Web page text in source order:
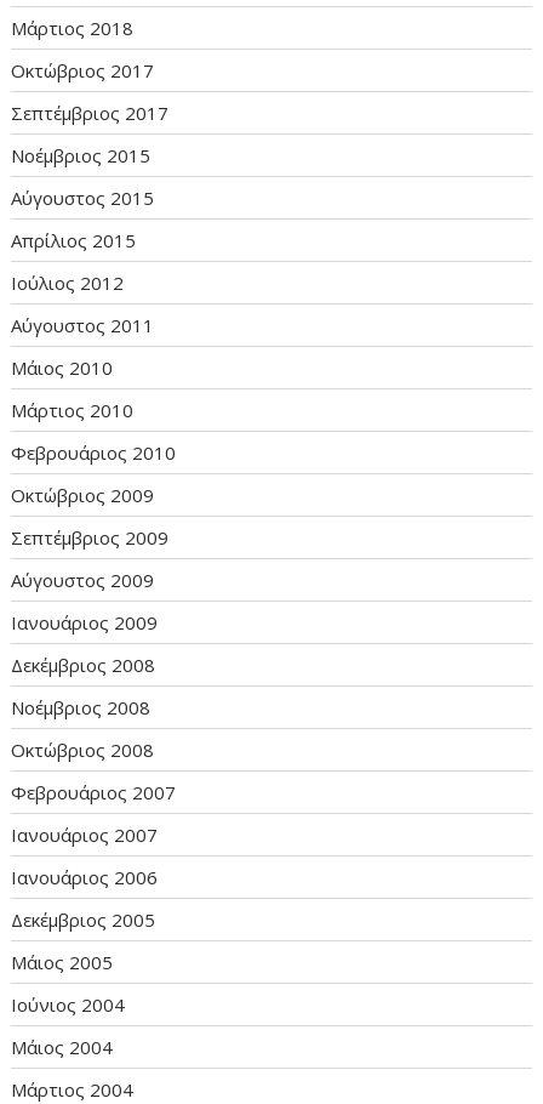
Μάρτιος 2018
Οκτώβριος 2017
Σεπτέμβριος 2017
Νοέμβριος 2015
Αύγουστος 2015
Απρίλιος 2015
Ιούλιος 2012
Αύγουστος 2011
Μάιος 2010
Μάρτιος 2010
Φεβρουάριος 2010
Οκτώβριος 2009
Σεπτέμβριος 2009
Αύγουστος 2009
Ιανουάριος 2009
Δεκέμβριος 2008
Νοέμβριος 2008
Οκτώβριος 2008
Φεβρουάριος 2007
Ιανουάριος 2007
Ιανουάριος 2006
Δεκέμβριος 2005
Μάιος 2005
Ιούνιος 2004
Μάιος 2004
Μάρτιος 2004